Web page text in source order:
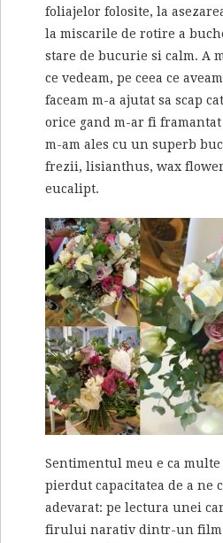
foliajelor folosite, la
la miscarile de rotire a
stare de bucurie si calm. A
ce vedeam, pe ceea ce
faceam m-a ajutat sa scap
orice gand m-ar fi
m-am ales cu un superb
frezii, lisianthus, wax
eucalipt.
Sentimentul meu e ca
pierdut capacitatea de a ne
adevarat: pe lectura unei
firului narativ dintr-un film